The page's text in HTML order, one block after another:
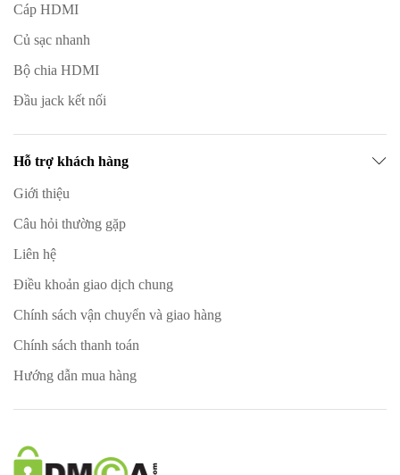
Cáp HDMI
Củ sạc nhanh
Bộ chia HDMI
Đầu jack kết nối
Hỗ trợ khách hàng
Giới thiệu
Câu hỏi thường gặp
Liên hệ
Điều khoản giao dịch chung
Chính sách vận chuyển và giao hàng
Chính sách thanh toán
Hướng dẫn mua hàng